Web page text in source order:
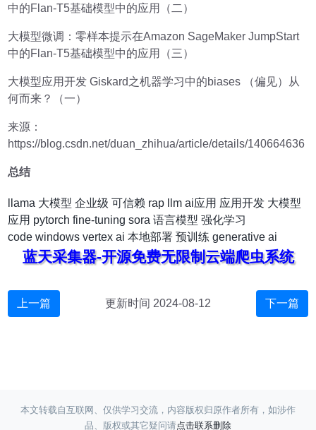
中的Flan-T5基础模型中的应用（二）
大模型微调：零样本提示在Amazon SageMaker JumpStart
中的Flan-T5基础模型中的应用（三）
大模型应用开发 Giskard之机器学习中的biases （偏见）从
何而来？（一）
来源：
https://blog.csdn.net/duan_zhihua/article/details/140664636
总结
llama 大模型 企业级 可信赖 rap llm ai应用 应用开发 大模型
应用 pytorch fine-tuning sora 语言模型 强化学习
code windows vertex ai 本地部署 预训练 generative ai
蓝天采集器-开源免费无限制云端爬虫系统
上一篇 更新时间 2024-08-12 下一篇
本文转载自互联网、仅供学习交流，内容版权归原作者所有，如涉作
品、版权或其它疑问请点击联系删除